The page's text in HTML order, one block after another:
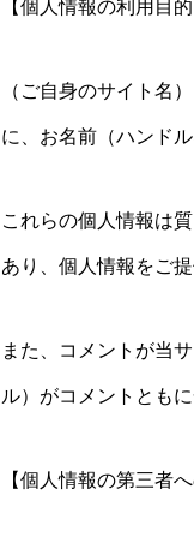
【個人情報の利用目的
（ご自身のサイト名
に、お名前（ハンド
これらの個人情報は
あり、個人情報をご
また、コメントが当
ル）がコメントとも
【個人情報の第三者へ